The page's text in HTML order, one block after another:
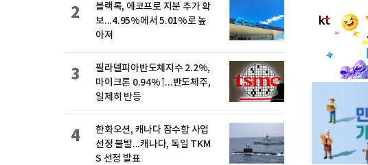
블랙록, 에코프로 지분 추가 확
보...4.95%에서 5.01%로 높
아져
2
필라델피아반도체지수 2.2%,
마이크론 0.94%↑...반도체주,
일제히 반등
3
한화오션, 캐나다 잠수함 사업
선정 불발...캐나다, 독일 TKM
S 선정 발표
4